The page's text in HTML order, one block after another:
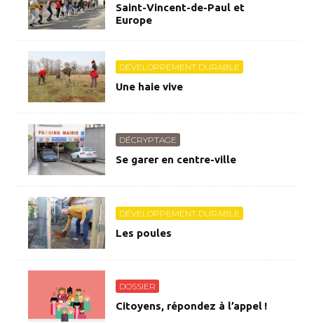
Saint-Vincent-de-Paul et
Europe
DÉVELOPPEMENT DURABLE
Une haie vive
DÉCRYPTAGE
Se garer en centre-ville
DÉVELOPPEMENT DURABLE
Les poules
DOSSIER
Citoyens, répondez à l’appel !